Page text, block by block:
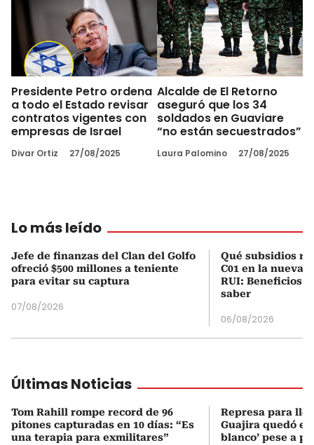
Presidente Petro ordena
a todo el Estado revisar
contratos vigentes con
empresas de Israel
Divar Ortiz 27/08/2025
Alcalde de El Retorno
aseguró que los 34
soldados en Guaviare
“no están secuestrados”
Laura Palomino 27/08/2025
Lo más leído
Jefe de finanzas del Clan del Golfo
ofreció $500 millones a teniente
para evitar su captura
07/08/2026
Qué subsidios
C01 en la nueva
RUI: Beneficios
saber
06/08/2026
Últimas Noticias
Tom Rahill rompe record de 96
pitones capturadas en 10 días: “Es
una terapia para exmilitares”
Represa para
Guajira quedó en
blanco’ pese a